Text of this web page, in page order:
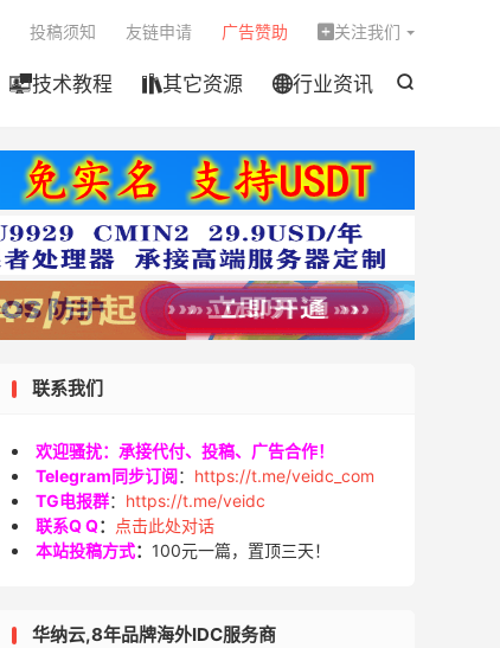

技术教程 其它资源 行业资讯
投稿须知 友链申请 广告赞助  关注我们
联系我们
欢迎骚扰：承接代付、投稿、广告合作！
Telegram同步订阅： https://t.me/veidc_com
TG电报群： https://t.me/veidc
联系Q Q：
点击此处对话
本站投稿方式： 100元一篇，置顶三天！
华纳云,8年品牌海外IDC服务商